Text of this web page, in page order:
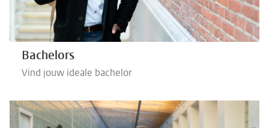
Bachelors
Vind jouw ideale bachelor